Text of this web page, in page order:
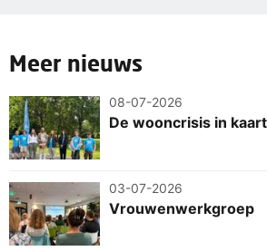
Meer nieuws
08-07-2026
De wooncrisis in
03-07-2026
Vrouwenwerkgroep